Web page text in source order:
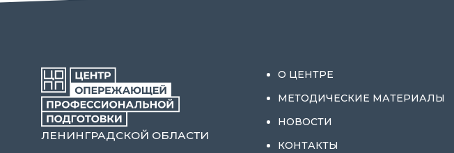
ЛЕНИНГРАДСКОЙ ОБЛАСТИ
О ЦЕНТРЕ
МЕТОДИЧЕСКИЕ МАТЕРИАЛЫ
НОВОСТИ
КОНТАКТЫ